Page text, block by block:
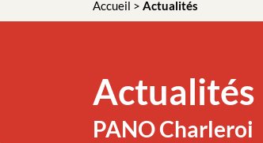
Accueil > Actualités
Actualités
PANO Charleroi